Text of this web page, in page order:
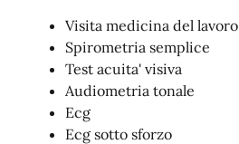
Visita medicina del lavoro
Spirometria semplice
Test acuita' visiva
Audiometria tonale
Ecg
Ecg sotto sforzo